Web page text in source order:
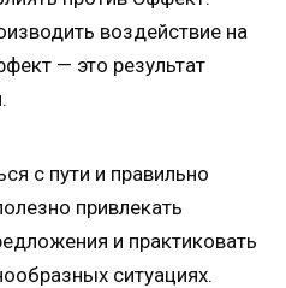
воздействие на
— это результат
с пути и правильно
привлекать
и практиковать
ситуациях.